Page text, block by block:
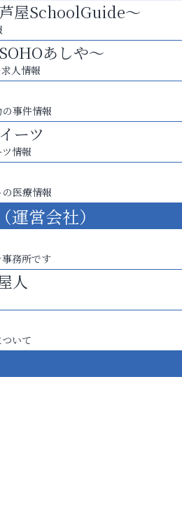
屋SchoolGuide～
あしや～
人情報
事件情報
ーツ
情報
医療情報
営会社）
務所です
人
いて